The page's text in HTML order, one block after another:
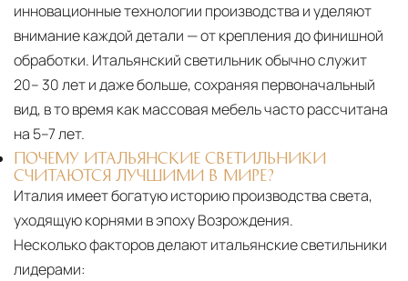
инновационные технологии производства и уделяют
внимание каждой детали — от крепления до финишной
обработки. Итальянский светильник обычно служит
20– 30 лет и даже больше, сохраняя первоначальный
вид, в то время как массовая мебель часто рассчитана
на 5–7 лет.
ПОЧЕМУ ИТАЛЬЯНСКИЕ СВЕТИЛЬНИКИ
СЧИТАЮТСЯ ЛУЧШИМИ В МИРЕ?
Италия имеет богатую историю производства света,
уходящую корнями в эпоху Возрождения.
Несколько факторов делают итальянские светильники
лидерами: